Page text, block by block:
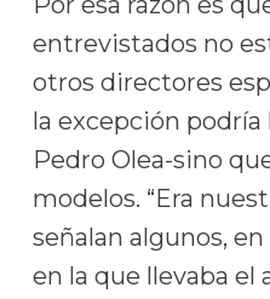
entrevistados no
otros directores
la excepción
Pedro Olea-sino
modelos. “Era
señalan algunos,
en la que llevaba el